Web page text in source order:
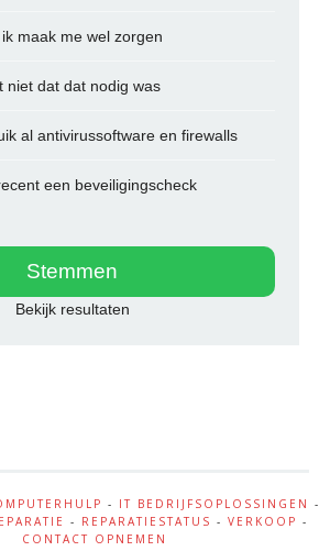
maak me wel zorgen
niet dat dat nodig was
al antivirussoftware en firewalls
een beveiligingscheck
Bekijk resultaten
- IT BEDRIJFSOPLOSSINGEN -
- REPARATIESTATUS - VERKOOP -
CONTACT OPNEMEN